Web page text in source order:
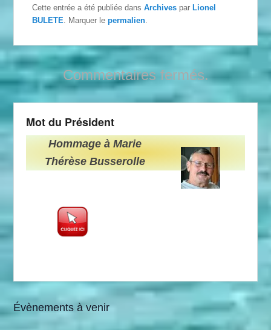
Cette entrée a été publiée dansArchives parLionel
BULETE . Marquer lepermalien
Commentaires fermés.
Mot du Président
Hommage à Marie
Thérèse Busserolle
Évènements à venir